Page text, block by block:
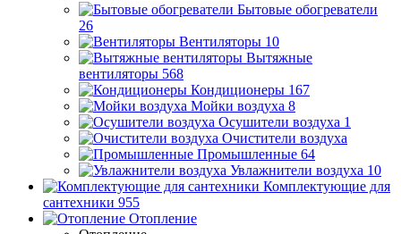
Бытовые обогреватели
26
Вентиляторы 10
Вытяжные
вентиляторы 568
Кондиционеры 167
Мойки воздуха 8
Осушители воздуха 1
Очистители воздуха
Промышленные 64
Увлажнители воздуха 10
Комплектующие для
сантехники 955
Отопление